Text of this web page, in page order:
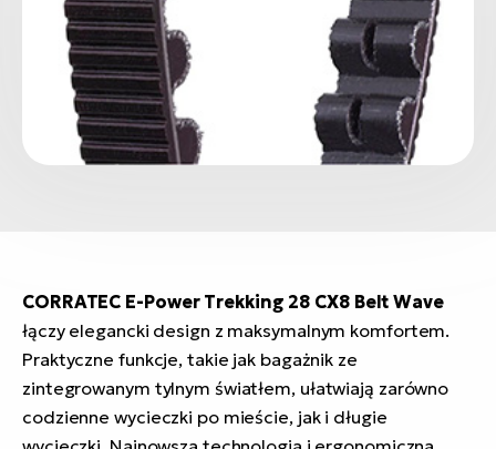
CORRATEC E-Power Trekking 28 CX8 Belt Wave
łączy elegancki design z maksymalnym komfortem.
Praktyczne funkcje, takie jak bagażnik ze
zintegrowanym tylnym światłem, ułatwiają zarówno
codzienne wycieczki po mieście, jak i długie